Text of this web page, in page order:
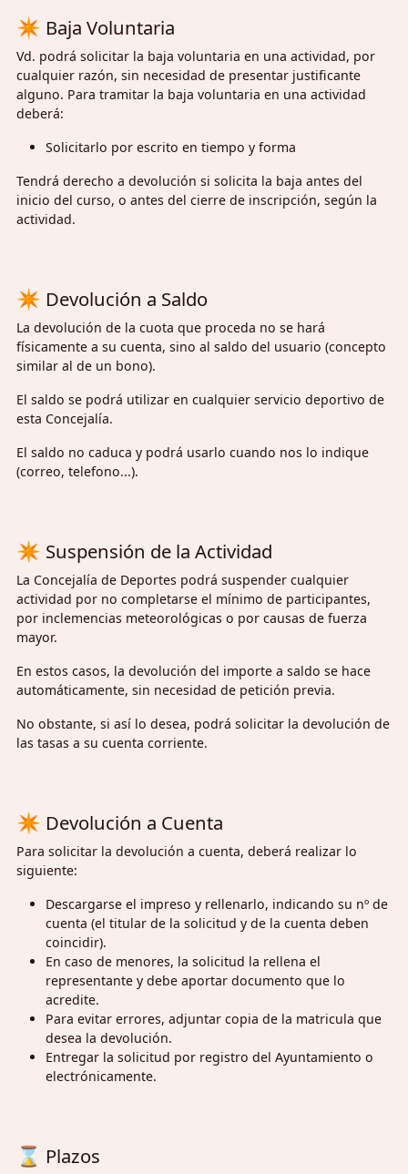
✴ Baja Voluntaria
Vd. podrá solicitar la baja voluntaria en una actividad, por
cualquier razón, sin necesidad de presentar justificante
alguno. Para tramitar la baja voluntaria en una actividad
deberá:
Solicitarlo por escrito en tiempo y forma
Tendrá derecho a devolución si solicita la baja antes del
inicio del curso, o antes del cierre de inscripción, según la
actividad.
✴ Devolución a Saldo
La devolución de la cuota que proceda no se hará
físicamente a su cuenta, sino al saldo del usuario (concepto
similar al de un bono).
El saldo se podrá utilizar en cualquier servicio deportivo de
esta Concejalía.
El saldo no caduca y podrá usarlo cuando nos lo indique
(correo, telefono...).
✴ Suspensión de la Actividad
La Concejalía de Deportes podrá suspender cualquier
actividad por no completarse el mínimo de participantes,
por inclemencias meteorológicas o por causas de fuerza
mayor.
En estos casos, la devolución del importe a saldo se hace
automáticamente, sin necesidad de petición previa.
No obstante, si así lo desea, podrá solicitar la devolución de
las tasas a su cuenta corriente.
✴ Devolución a Cuenta
Para solicitar la devolución a cuenta, deberá realizar lo
siguiente:
Descargarse el impreso y rellenarlo, indicando su nº de
cuenta (el titular de la solicitud y de la cuenta deben
coincidir).
En caso de menores, la solicitud la rellena el
representante y debe aportar documento que lo
acredite.
Para evitar errores, adjuntar copia de la matricula que
desea la devolución.
Entregar la solicitud por registro del Ayuntamiento o
electrónicamente.
⌛ Plazos